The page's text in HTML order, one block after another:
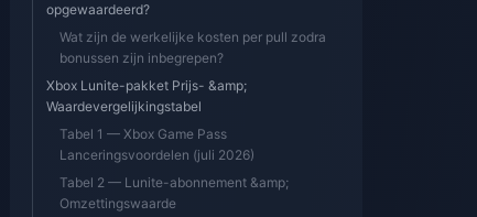
opgewaardeerd?
Wat zijn de werkelijke kosten per pull zodra
bonussen zijn inbegrepen?
Xbox Lunite-pakket Prijs- &amp;
Waardevergelijkingstabel
Tabel 1 — Xbox Game Pass
Lanceringsvoordelen (juli 2026)
Tabel 2 — Lunite-abonnement &amp;
Omzettingswaarde